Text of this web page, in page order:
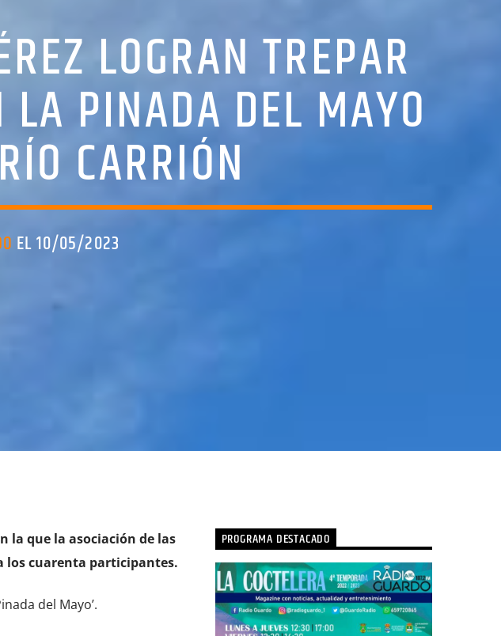
LOGRAN TREPAR
PINADA DEL MAYO
CARRIÓN
EL 10/05/2023
la que la asociación de las
los cuarenta participantes.
del Mayo’.
PROGRAMA DESTACADO